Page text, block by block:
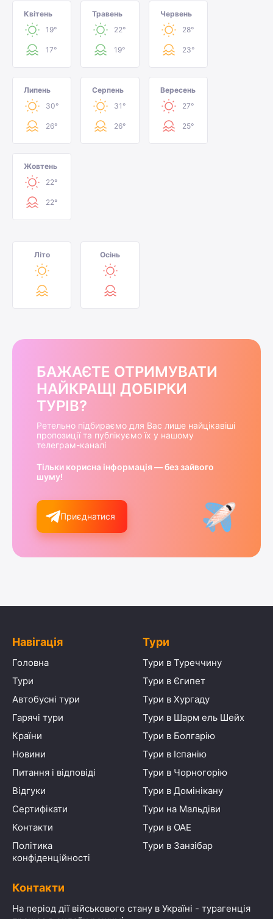
Квітень
19°
17°
Травень
22°
19°
Червень
28°
23°
Липень
30°
26°
Серпень
31°
26°
Вересень
27°
25°
Жовтень
22°
22°
Літо Осінь
БАЖАЄТЕ ОТРИМУВАТИ
НАЙКРАЩІ ДОБІРКИ
ТУРІВ?
Ретельно підбираємо для Вас лише найцікавіші
пропозиції та публікуємо їх у нашому
телеграм-каналі
Тільки корисна інформація — без зайвого
шуму!
Приєднатися
Навігація
Головна
Тури
Автобусні тури
Гарячі тури
Країни
Новини
Питання і відповіді
Відгуки
Сертифікати
Контакти
Політика
конфіденційності
Тури
Тури в Туреччину
Тури в Єгипет
Тури в Хургаду
Тури в Шарм ель Шейх
Тури в Болгарію
Тури в Іспанію
Тури в Чорногорію
Тури в Домінікану
Тури на Мальдіви
Тури в ОАЕ
Тури в Занзібар
Контакти
На період дії військового стану в Україні - турагенція